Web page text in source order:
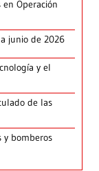
Operación
junio de 2026
y el
de las
y bomberos